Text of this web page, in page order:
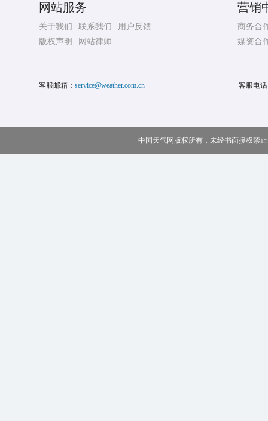
网站服务
关于我们 联系我们
用户反馈
版权声明
网站律师
营销
商务合
媒资合
客服邮箱： service@weather.com.cn 客服电
中国天气网版权所有，未经书面授权